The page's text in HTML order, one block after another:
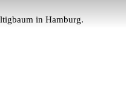
in Hamburg.